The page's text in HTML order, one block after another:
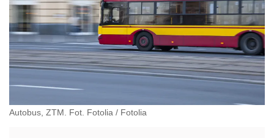
Autobus, ZTM. Fot. Fotolia / Fotolia